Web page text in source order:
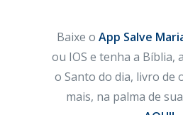
Baixe o App Salve
ou IOS e tenha a Bíblia,
o Santo do dia, livro de
mais, na palma de